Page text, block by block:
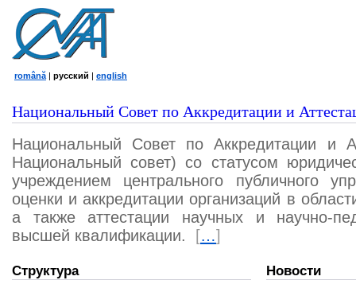
română | русский | english
Национальный Совет по Аккредитации и
Национальный Совет по Аккредитации и
Национальный совет) со статусом
учреждением центрального публичного
оценки и аккредитации организаций в
а также аттестации научных и научно-
высшей квалификации.
[…]
Структура Новости